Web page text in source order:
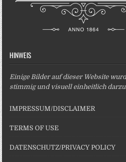
HINWEIS
Einige Bilder auf dieser Website
stimmig und visuell einheitlich
IMPRESSUM/DISCLAIMER
TERMS OF USE
DATENSCHUTZ/PRIVACY POLICY